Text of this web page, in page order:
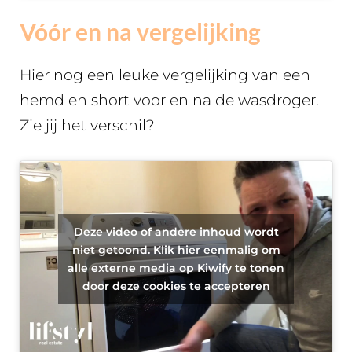
Vóór en na vergelijking
Hier nog een leuke vergelijking van een
hemd en short voor en na de wasdroger.
Zie jij het verschil?
Deze video of andere inhoud wordt
niet getoond. Klik hier eenmalig om
alle externe media op Kiwify te tonen
door deze cookies te accepteren